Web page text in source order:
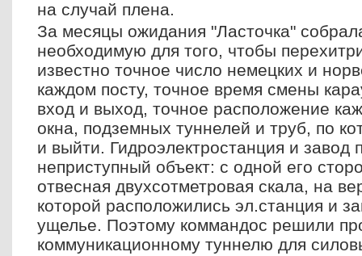
на случай плена.
За месяцы ожидания "Ласточка"
необходимую для того, чтобы
известно точное число немецких и
каждом посту, точное время смены
вход и выход, точное расположение
окна, подземных туннелей и труб, по
и выйти. Гидроэлектростанция и завод
неприступный объект: с одной его
отвесная двухсотметровая скала, на
которой расположились эл.станция и
ущелье. Поэтому коммандос решили
коммуникационному туннелю для